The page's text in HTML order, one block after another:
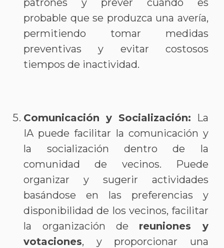
patrones y prever cuándo es
probable que se produzca una avería,
permitiendo tomar medidas
preventivas y evitar costosos
tiempos de inactividad.
Comunicación y Socialización: La
IA puede facilitar la comunicación y
la socialización dentro de la
comunidad de vecinos. Puede
organizar y sugerir actividades
basándose en las preferencias y
disponibilidad de los vecinos, facilitar
la organización de reuniones y
votaciones, y proporcionar una